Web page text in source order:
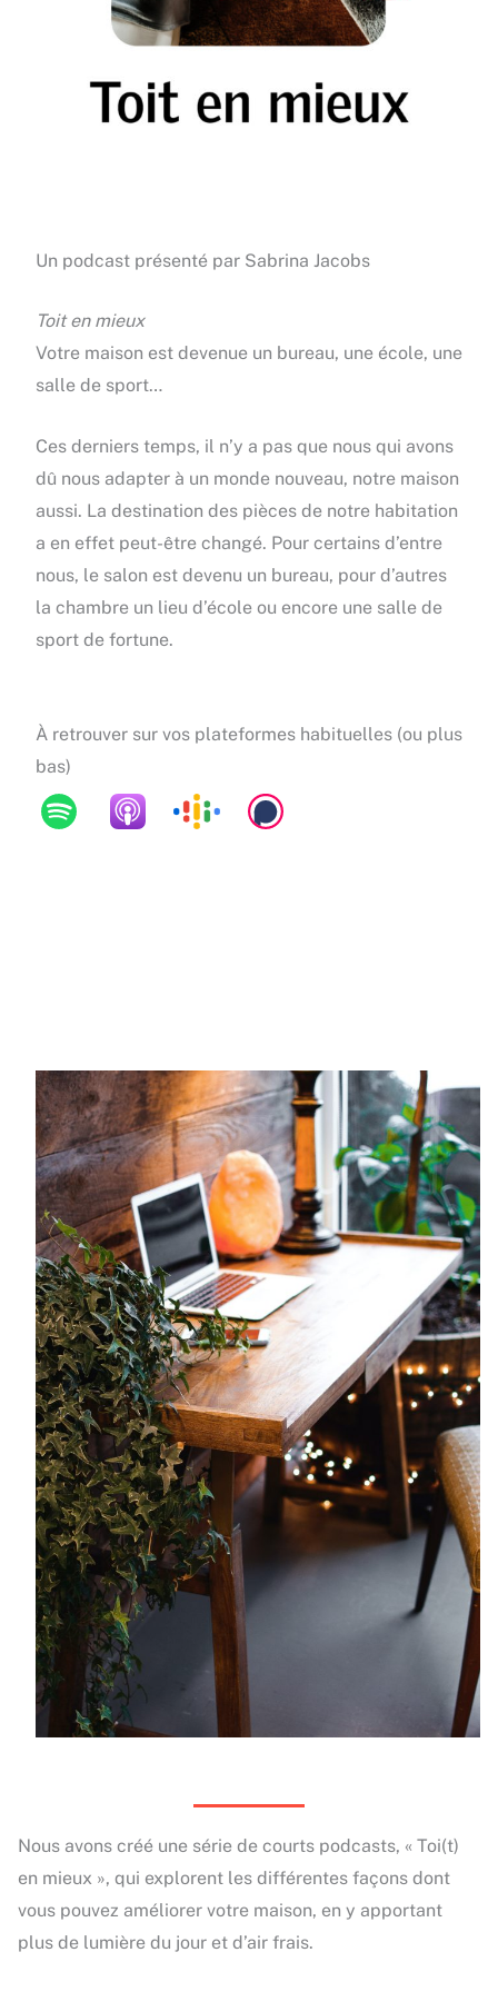
Un podcast présenté par Sabrina Jacobs
Toit en mieux
Votre maison est devenue un bureau, une école, une
salle de sport…
Ces derniers temps, il n’y a pas que nous qui avons
dû nous adapter à un monde nouveau, notre maison
aussi. La destination des pièces de notre habitation
a en effet peut-être changé. Pour certains d’entre
nous, le salon est devenu un bureau, pour d’autres
la chambre un lieu d’école ou encore une salle de
sport de fortune.
À retrouver sur vos plateformes habituelles (ou plus
bas)
Nous avons créé une série de courts podcasts, « Toi(t)
en mieux », qui explorent les différentes façons dont
vous pouvez améliorer votre maison, en y apportant
plus de lumière du jour et d’air frais.